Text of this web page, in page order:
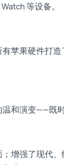
等设备。
苹果硬件打
和演变——既时
增强了现代